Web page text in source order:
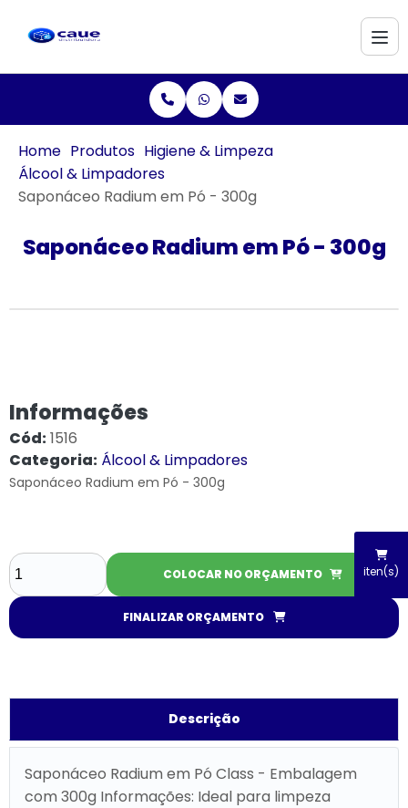
iten(s)
Home Produtos Higiene & Limpeza
Álcool & Limpadores
Saponáceo Radium em Pó - 300g
Saponáceo Radium em Pó - 300g
Informações
Cód:1516
Categoria: Álcool & Limpadores
Saponáceo Radium em Pó - 300g
COLOCAR NO ORÇAMENTO
FINALIZAR ORÇAMENTO
Descrição
Saponáceo Radium em Pó Class - Embalagem
com 300g Informações: Ideal para limpeza